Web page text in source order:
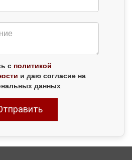
с политикой
и даю согласие на
данных